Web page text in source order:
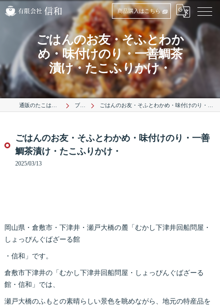
商品購入はこちら
ごはんのお友・そふとわか
め・味付けのり・一善鯛茶
漬け・たこふりかけ・
ブログ ごはんのお友・そふとわかめ・味付けのり・一善鯛茶漬け・たこふりかけ・
ごはんのお友・そふとわかめ・味付けのり・一善
鯛茶漬け・たこふりかけ・
2025/03/13
岡山県・倉敷市・下津井・瀬戸大橋の麓「むかし下津井回船問屋・
しょっぴんぐばざーる館
・信和」です。
倉敷市下津井の「むかし下津井回船問屋・しょっぴんぐばざーる
館・信和」では、
瀬戸大橋のふもとの素晴らしい景色を眺めながら、地元の特産品を